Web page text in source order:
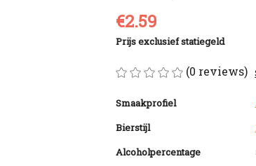
€2.59
Prijs exclusief statiegeld
(0 reviews)
Smaakprofiel
Bierstijl
Alcoholpercentage